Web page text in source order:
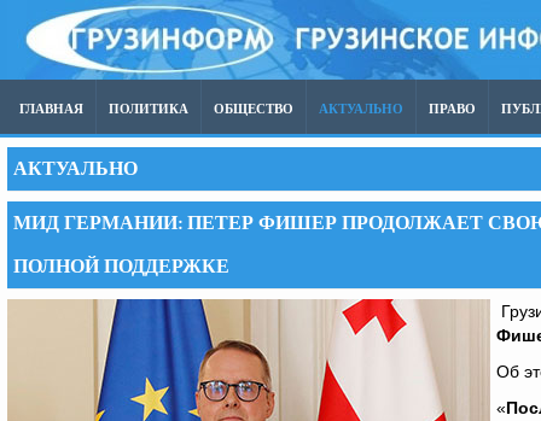
ГЛАВНАЯ ПОЛИТИКА ОБЩЕСТВО АКТУАЛЬНО ПРАВО
АКТУАЛЬНО
МИД ГЕРМАНИИ: ПЕТЕР ФИШЕР ПРОДОЛЖАЕТ
ПОЛНОЙ ПОДДЕРЖКЕ
Об
«